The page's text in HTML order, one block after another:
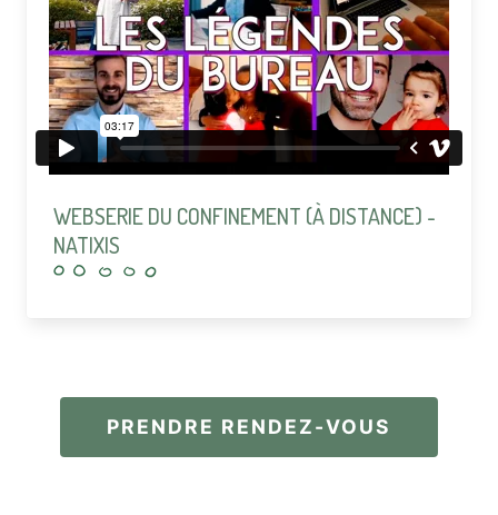
WEBSERIE DU CONFINEMENT (À DISTANCE) -
NATIXIS
PRENDRE RENDEZ-VOUS